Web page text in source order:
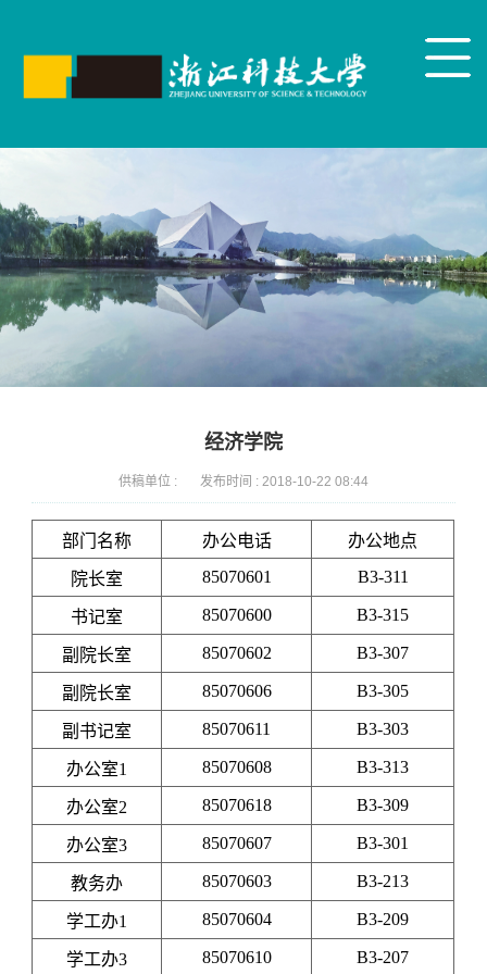
经济学院
供稿单位 : 发布时间 : 2018-10-22 08:44
部门名称 办公电话 办公地点
院长室 85070601 B3-311
书记室 85070600 B3-315
副院长室 85070602 B3-307
副院长室 85070606 B3-305
副书记室 85070611 B3-303
办公室1 85070608 B3-313
办公室2 85070618 B3-309
办公室3 85070607 B3-301
教务办 85070603 B3-213
学工办1 85070604 B3-209
学工办3 85070610 B3-207